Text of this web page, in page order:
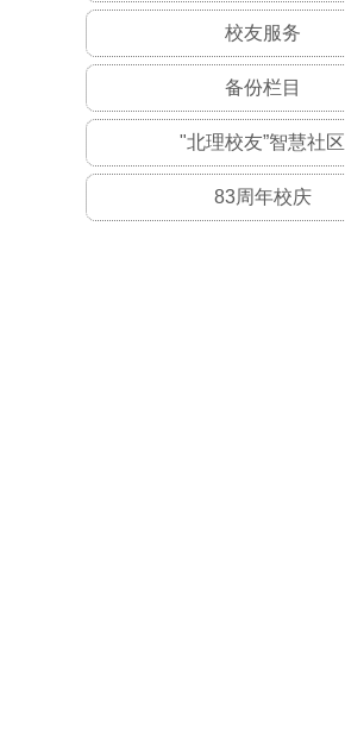
校友服务
备份栏目
"北理校友”智慧社区
83周年校庆